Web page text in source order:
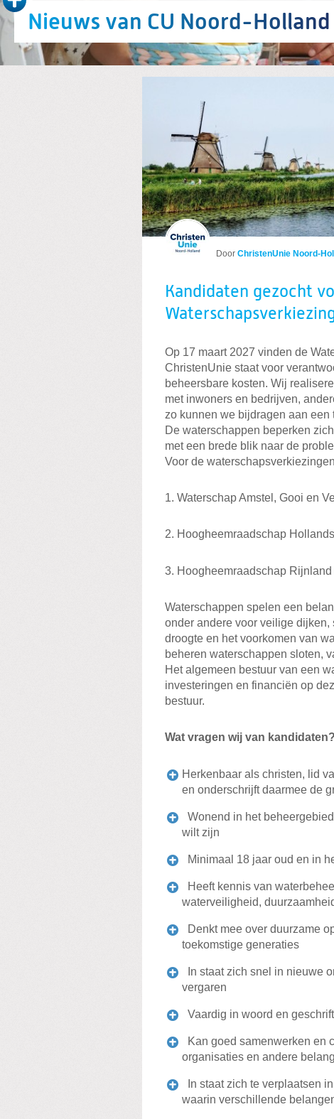
Nieuws van CU Noord-Holland
Kandidaten gezocht
Door ChristenUnie Noord-
Kandidaten gezocht
Op 17 maart 2027 vinden de
ChristenUnie staat voor
beheersbare kosten. Wij
met inwoners en bedrijven,
zo kunnen we bijdragen aan
De waterschappen beperken
met een brede blik naar de
Voor de
1. Waterschap Amstel, Gooi en
2. Hoogheemraadschap
3. Hoogheemraadschap
Waterschappen spelen een
onder andere voor veilige
droogte en het voorkomen van
beheren waterschappen sloten,
Het algemeen bestuur van een
investeringen en financiën op
bestuur.
Wat vragen wij van kandidaten?
Herkenbaar als christen, lid
en onderschrijft daarmee de
Wonend in het
wilt zijn
Minimaal 18 jaar oud en in
Heeft kennis van
waterveiligheid,
Denkt mee over duurzame
toekomstige generaties
In staat zich snel in nieuwe
vergaren
Vaardig in woord en
Kan goed samenwerken en
organisaties en andere
In staat zich te verplaatsen
waarin verschillende